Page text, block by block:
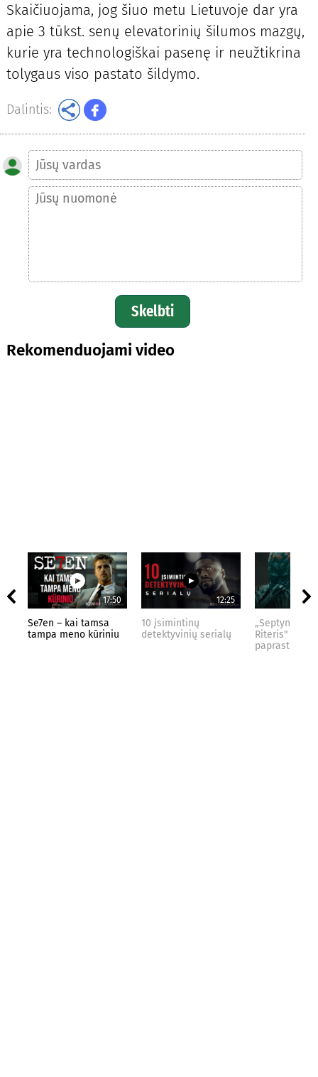
Skaičiuojama, jog šiuo metu Lietuvoje dar yra
apie 3 tūkst. senų elevatorinių šilumos mazgų,
kurie yra technologiškai pasenę ir neužtikrina
tolygaus viso pastato šildymo.
Dalintis:
Skelbti
Rekomenduojami video
17:50
Se7en – kai tamsa
tampa meno kūriniu
12:25
10 įsimintinų
detektyvinių serialų
„Septynių
Riteris" – kai
paprastumas